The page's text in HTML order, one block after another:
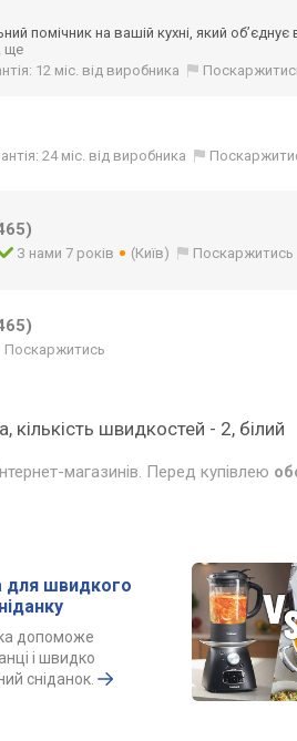
помічник на вашій кухні, який об’єднує
ще
12 міс. від виробника
24 міс. від виробника
З нами 7 років (Київ) Поскаржитись
Поскаржитись
швидкостей - 2, білий
магазинів. Перед купівлею
для швидкого
допоможе
і швидко
сніданок.